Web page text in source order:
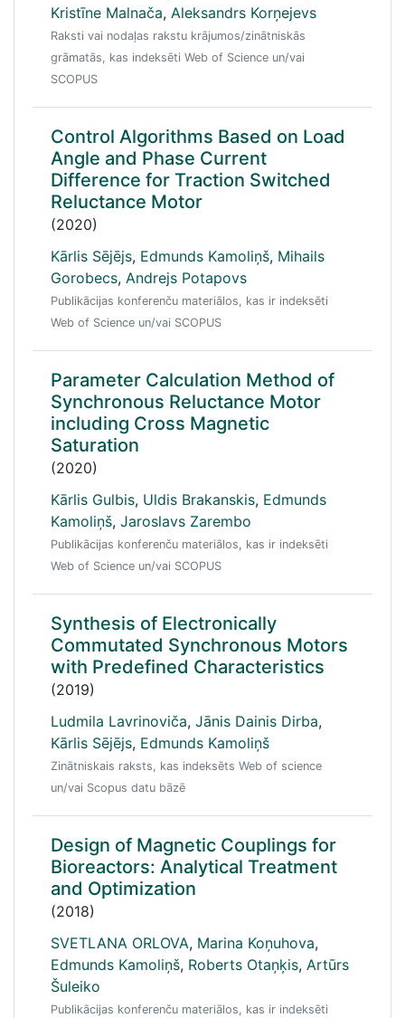
Kristīne Malnača, Aleksandrs Korņejevs
Raksti vai nodaļas rakstu krājumos/zinātniskās
grāmatās, kas indeksēti Web of Science un/vai
SCOPUS
Control Algorithms Based on Load
Angle and Phase Current
Difference for Traction Switched
Reluctance Motor
(2020)
Kārlis Sējējs, Edmunds Kamoliņš, Mihails
Gorobecs, Andrejs Potapovs
Publikācijas konferenču materiālos, kas ir indeksēti
Web of Science un/vai SCOPUS
Parameter Calculation Method of
Synchronous Reluctance Motor
including Cross Magnetic
Saturation
(2020)
Kārlis Gulbis, Uldis Brakanskis, Edmunds
Kamoliņš, Jaroslavs Zarembo
Publikācijas konferenču materiālos, kas ir indeksēti
Web of Science un/vai SCOPUS
Synthesis of Electronically
Commutated Synchronous Motors
with Predefined Characteristics
(2019)
Ludmila Lavrinoviča, Jānis Dainis Dirba,
Kārlis Sējējs, Edmunds Kamoliņš
Zinātniskais raksts, kas indeksēts Web of science
un/vai Scopus datu bāzē
Design of Magnetic Couplings for
Bioreactors: Analytical Treatment
and Optimization
(2018)
SVETLANA ORLOVA, Marina Koņuhova,
Edmunds Kamoliņš, Roberts Otaņķis, Artūrs
Šuleiko
Publikācijas konferenču materiālos, kas ir indeksēti